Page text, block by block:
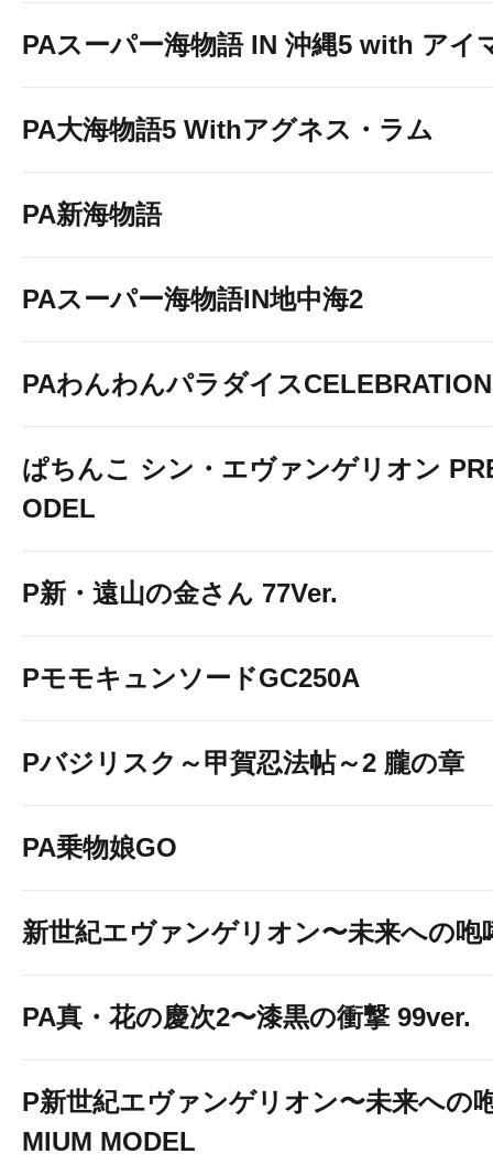
PAスーパー海物語 IN 沖縄5 with アイ
PA大海物語5 Withアグネス・ラム
PA新海物語
PAスーパー海物語IN地中海2
PAわんわんパラダイスCELEBRATION
ぱちんこ シン・エヴァンゲリオン
ODEL
P新・遠山の金さん 77Ver.
PモモキュンソードGC250A
Pバジリスク～甲賀忍法帖～2 朧の章
PA乗物娘GO
新世紀エヴァンゲリオン〜未来への咆
PA真・花の慶次2〜漆黒の衝撃 99ver.
P新世紀エヴァンゲリオン〜未来への
MIUM MODEL